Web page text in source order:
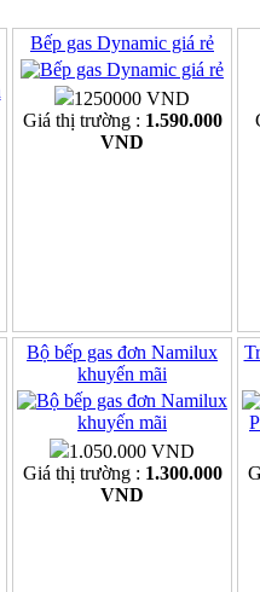
Bếp gas Dynamic giá rẻ
1250000 VND
Giá thị trường : 1.590.000
VND
Bộ bếp gas đơn Namilux
khuyến mãi
1.050.000 VND
Giá thị trường : 1.300.000
VND